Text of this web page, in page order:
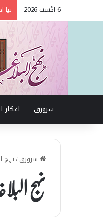
6 اگست 2026 نیا
سرورق
سرورق/نہج
نہج